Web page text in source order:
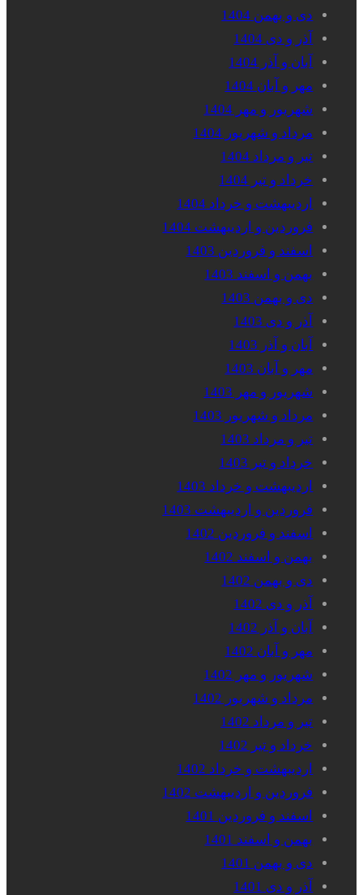
دی و بهمن 1404
آذر و دی 1404
آبان و آذر 1404
مهر و آبان 1404
شهریور و مهر 1404
مرداد و شهریور 1404
تیر و مرداد 1404
خرداد و تیر 1404
اردیبهشت و خرداد 1404
فروردین و اردیبهشت 1404
اسفند و فروردین 1403
بهمن و اسفند 1403
دی و بهمن 1403
آذر و دی 1403
آبان و آذر 1403
مهر و آبان 1403
شهریور و مهر 1403
مرداد و شهریور 1403
تیر و مرداد 1403
خرداد و تیر 1403
اردیبهشت و خرداد 1403
فروردین و اردیبهشت 1403
اسفند و فروردین 1402
بهمن و اسفند 1402
دی و بهمن 1402
آذر و دی 1402
آبان و آذر 1402
مهر و آبان 1402
شهریور و مهر 1402
مرداد و شهریور 1402
تیر و مرداد 1402
خرداد و تیر 1402
اردیبهشت و خرداد 1402
فروردین و اردیبهشت 1402
اسفند و فروردین 1401
بهمن و اسفند 1401
دی و بهمن 1401
آذر و دی 1401